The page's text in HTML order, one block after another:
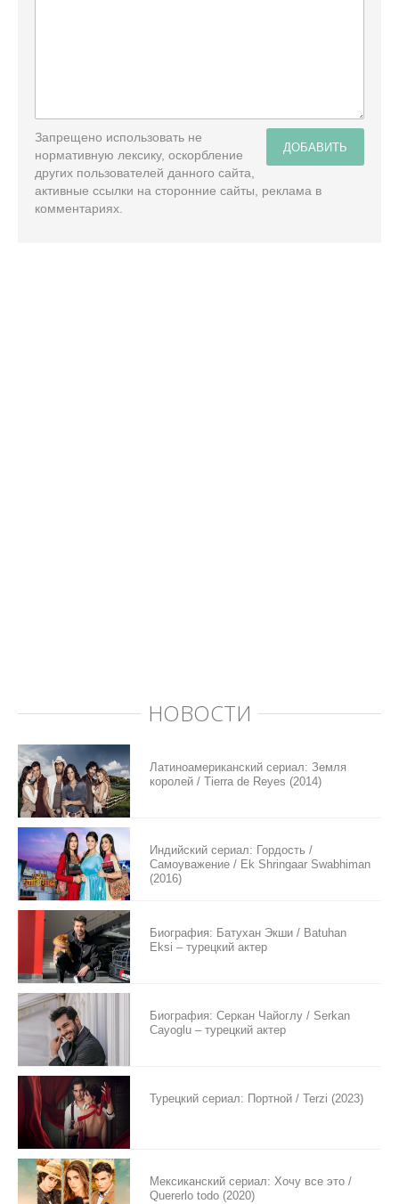
ДОБАВИТЬ
Запрещено использовать не
нормативную лексику, оскорбление
других пользователей данного сайта,
активные ссылки на сторонние сайты, реклама в
комментариях.
НОВОСТИ
Латиноамериканский сериал: Земля
королей / Tierra de Reyes (2014)
Индийский сериал: Гордость /
Самоуважение / Ek Shringaar Swabhiman
(2016)
Биография: Батухан Экши / Batuhan
Eksi – турецкий актер
Биография: Серкан Чайоглу / Serkan
Cayoglu – турецкий актер
Турецкий сериал: Портной / Terzi (2023)
Мексиканский сериал: Хочу все это /
Quererlo todo (2020)